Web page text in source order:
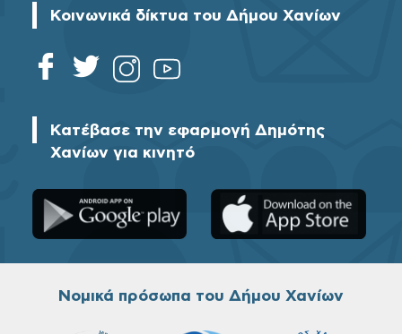
Κοινωνικά δίκτυα του Δήμου Χανίων
Κατέβασε την εφαρμογή Δημότης
Χανίων για κινητό
Νομικά πρόσωπα του Δήμου Χανίων